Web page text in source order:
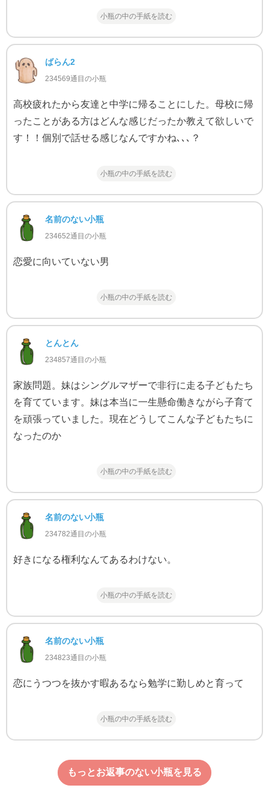
小瓶の中の手紙を読む
ばらん2
234569通目の小瓶
高校疲れたから友達と中学に帰ることにした。母校に帰
ったことがある方はどんな感じだったか教えて欲しいで
す！！個別で話せる感じなんですかね､､､？
小瓶の中の手紙を読む
名前のない小瓶
234652通目の小瓶
恋愛に向いていない男
小瓶の中の手紙を読む
とんとん
234857通目の小瓶
家族問題。妹はシングルマザーで非行に走る子どもたち
を育てています。妹は本当に一生懸命働きながら子育て
を頑張っていました。現在どうしてこんな子どもたちに
なったのか
小瓶の中の手紙を読む
名前のない小瓶
234782通目の小瓶
好きになる権利なんてあるわけない。
小瓶の中の手紙を読む
名前のない小瓶
234823通目の小瓶
恋にうつつを抜かす暇あるなら勉学に勤しめと育って
小瓶の中の手紙を読む
もっとお返事のない小瓶を見る